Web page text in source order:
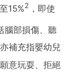
15%2 ，即使
腦部損傷、聽
補充指嬰幼兒
意玩耍、拒絕